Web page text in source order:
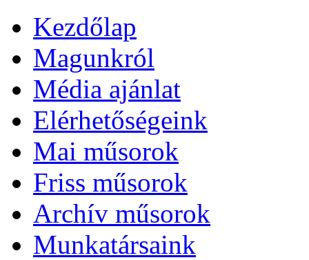
Kezdőlap
Magunkról
Média ajánlat
Elérhetőségeink
Mai műsorok
Friss műsorok
Archív műsorok
Munkatársaink